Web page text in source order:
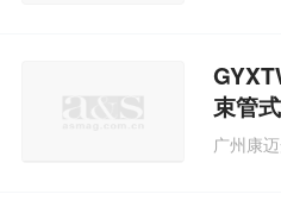
束管
广州康